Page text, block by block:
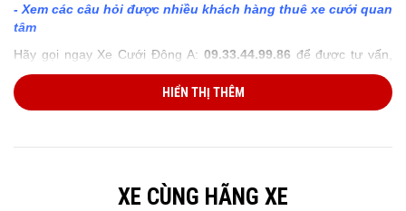
- Xem các câu hỏi được nhiều khách hàng thuê xe cưới quan
tâm
Hãy gọi ngay Xe Cưới Đông A: 09.33.44.99.86 để được tư vấn,
báo giá và xem thực tế hình ảnhxe cướiAudi A7mới đẹp
XE CƯỚI ĐÔNG A là thương hiệu cho thuê xe cưới hàng đầu tại
hài lòng về chất lượng xe, dịch vụ và giá cho thuê xe của chúng
HIỂN THỊ THÊM
XE CÙNG HÃNG XE